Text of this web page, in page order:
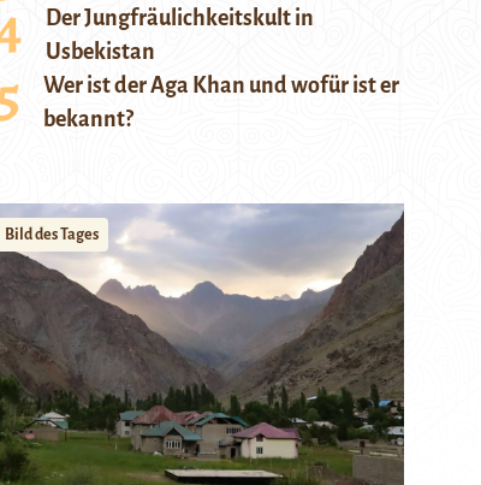
Der Jungfräulichkeitskult in
Usbekistan
Wer ist der Aga Khan und wofür ist er
bekannt?
Bild des Tages